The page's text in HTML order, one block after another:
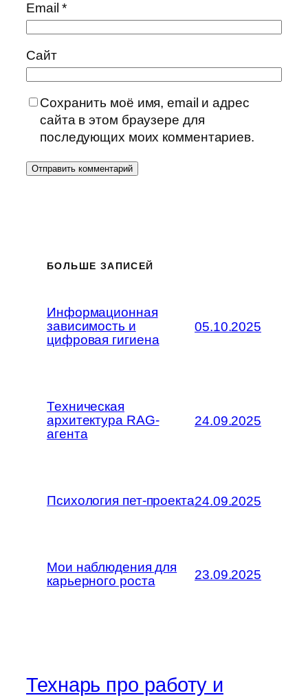
Email*
Сайт
Сохранить моё имя, email и адрес
сайта в этом браузере для
последующих моих комментариев.
БОЛЬШЕ ЗАПИСЕЙ
Информационная
зависимость и
цифровая гигиена
05.10.2025
Техническая
архитектура RAG-
агента
24.09.2025
Психология пет-проекта24.09.2025
Мои наблюдения для
карьерного роста
23.09.2025
Технарь про работу и